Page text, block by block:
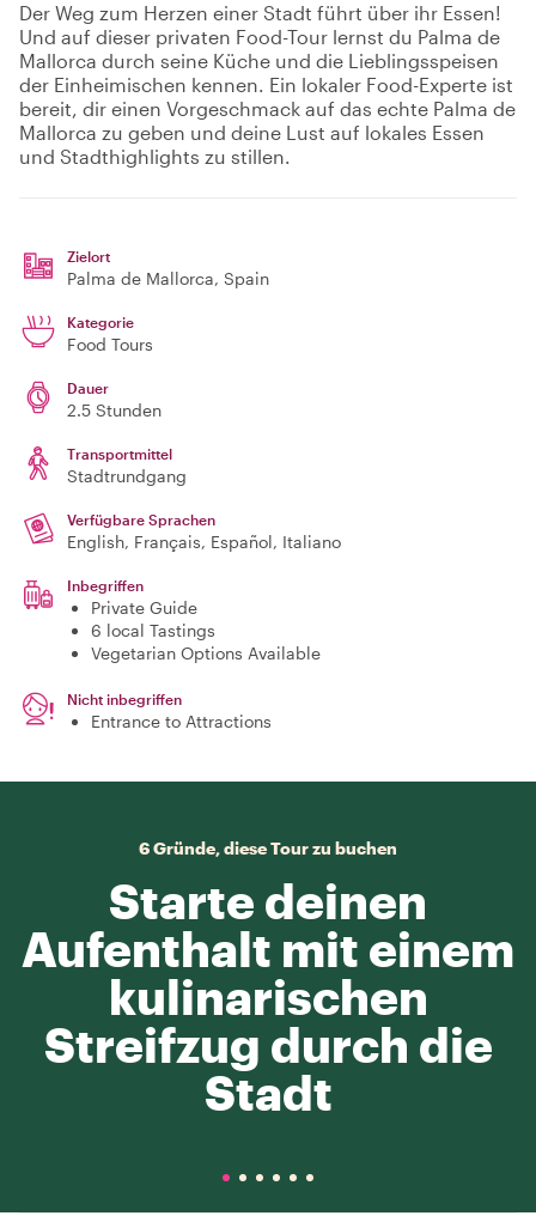
Der Weg zum Herzen einer Stadt führt über ihr Essen!
Und auf dieser privaten Food-Tour lernst du Palma de
Mallorca durch seine Küche und die Lieblingsspeisen
der Einheimischen kennen. Ein lokaler Food-Experte ist
bereit, dir einen Vorgeschmack auf das echte Palma de
Mallorca zu geben und deine Lust auf lokales Essen
und Stadthighlights zu stillen.
Zielort
Palma de Mallorca, Spain
Kategorie
Food Tours
Dauer
2.5 Stunden
Transportmittel
Stadtrundgang
Verfügbare Sprachen
English, Français, Español, Italiano
Inbegriffen
Private Guide
6 local Tastings
Vegetarian Options Available
Nicht inbegriffen
Entrance to Attractions
6 Gründe, diese Tour zu buchen
Starte deinen
Aufenthalt mit einem
kulinarischen
Streifzug durch die
Stadt